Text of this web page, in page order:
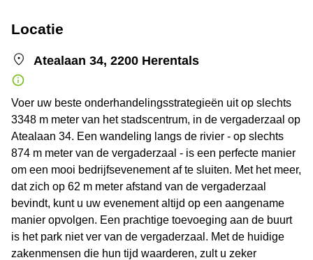
Locatie
Atealaan 34, 2200 Herentals
Voer uw beste onderhandelingsstrategieën uit op slechts
3348 m meter van het stadscentrum, in de vergaderzaal op
Atealaan 34. Een wandeling langs de rivier - op slechts
874 m meter van de vergaderzaal - is een perfecte manier
om een mooi bedrijfsevenement af te sluiten. Met het meer,
dat zich op 62 m meter afstand van de vergaderzaal
bevindt, kunt u uw evenement altijd op een aangename
manier opvolgen. Een prachtige toevoeging aan de buurt
is het park niet ver van de vergaderzaal. Met de huidige
zakenmensen die hun tijd waarderen, zult u zeker